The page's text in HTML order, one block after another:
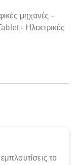
μηχανές -
- Ηλεκτρικές
το